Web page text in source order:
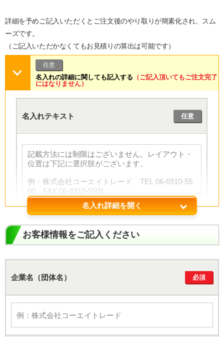
詳細を予めご記入いただくとご注文後のやり取りが簡素化され、スム
ーズです。
（ご記入いただかなくてもお見積りの算出は可能です）
任意
名入れの詳細に関しても記入する （ご記入頂いてもご注文完了
にはなりません）
名入れ詳細を開く
名入れテキスト 任意
お客様情報をご記入ください
企業名（団体名） 必須